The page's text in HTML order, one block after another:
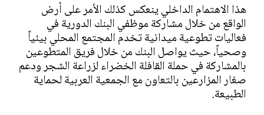
هذا الاهتمام الداخلي ينعكس كذلك الأمر على أرض
الواقع من خلال مشاركة موظفي البنك الدورية في
فعاليات تطوعية ميدانية تخدم المجتمع المحلي بيئياً
وصحياً، حيث يواصل البنك من خلال فريق المتطوعين
بالمشاركة في حملة القافلة الخضراء لزراعة الشجر ودعم
صغار المزارعين بالتعاون مع الجمعية العربية لحماية
الطبيعة.